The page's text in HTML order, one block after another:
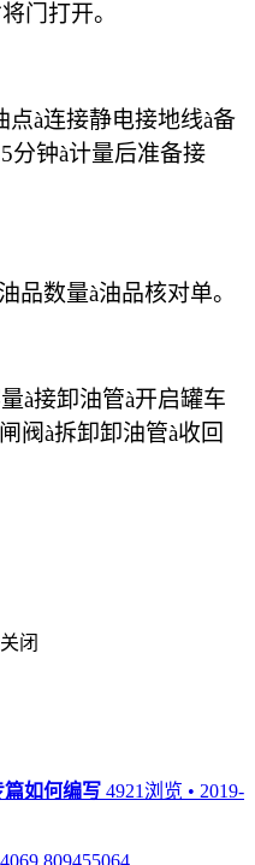
门打开。
点à连接静电接地线à备
分钟à计量后准备接
油品数量à油品核对单。
à接卸油管à开启罐车
阀à拆卸卸油管à收回
关闭
如何编写 4921浏览 • 2019-